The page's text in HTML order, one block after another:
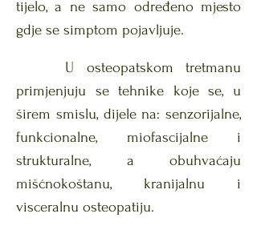
tijelo, a ne samo određeno mjesto
gdje se simptom pojavljuje.
U osteopatskom tretmanu
primjenjuju se tehnike koje se, u
širem smislu, dijele na: senzorijalne,
funkcionalne, miofascijalne i
strukturalne, a obuhvaćaju
mišćnokoštanu, kranijalnu i
visceralnu osteopatiju.